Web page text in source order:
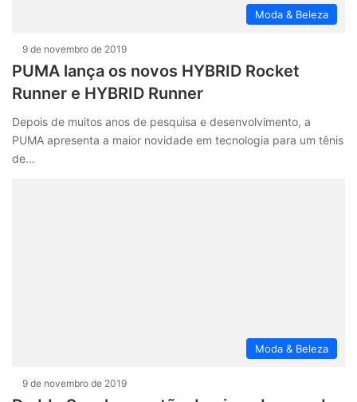
Moda & Beleza
9 de novembro de 2019
PUMA lança os novos HYBRID Rocket
Runner e HYBRID Runner
Depois de muitos anos de pesquisa e desenvolvimento, a
PUMA apresenta a maior novidade em tecnologia para um tênis
de…
Moda & Beleza
9 de novembro de 2019